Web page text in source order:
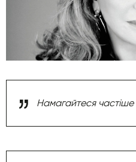
Намагайтеся частіше